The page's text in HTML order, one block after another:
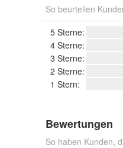
So beurteilen
5 Sterne:
4 Sterne:
3 Sterne:
2 Sterne:
1 Stern:
Bewertungen
So haben Kunden,